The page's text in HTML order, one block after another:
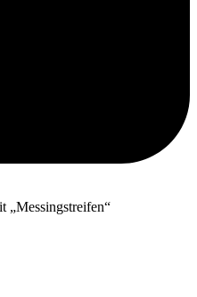
„Messingstreifen“